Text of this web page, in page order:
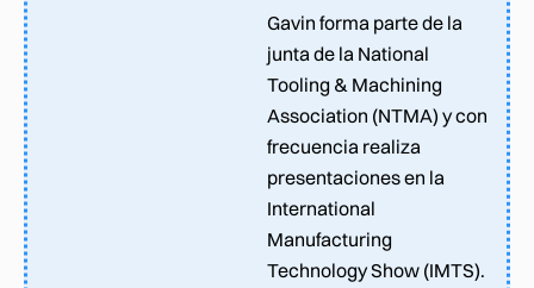
Gavin forma parte de la
junta de la National
Tooling & Machining
Association (NTMA) y con
frecuencia realiza
presentaciones en la
International
Manufacturing
Technology Show (IMTS).